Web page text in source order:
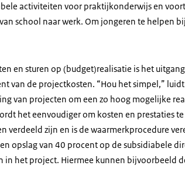
activiteiten voor praktijkonderwijs en
school naar werk. Om jongeren te helpen
en sturen op (budget)realisatie is het
van de projectkosten. “Hou het simpel,”
van projecten om een zo hoog mogelijke
het eenvoudiger om kosten en prestaties
verdeeld zijn en is de waarmerkprocedure
opslag van 40 procent op de subsidiabele
in het project. Hiermee kunnen bijvoorbeeld